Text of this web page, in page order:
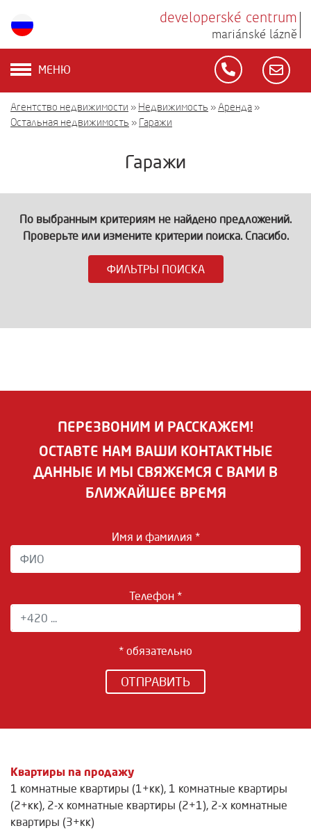
developerské centrum
mariánské lázně
МЕНЮ
Агентство недвижимости » Недвижимость »Аренда »
Остальная недвижимость » Гаражи
Гаражи
По выбранным критериям не найдено предложений.
Проверьте или измените критерии поиска. Спасибо.
ФИЛЬТРЫ ПОИСКА
ПЕРЕЗВОНИМ И РАССКАЖЕМ!
ОСТАВТЕ НАМ ВАШИ КОНТАКТНЫЕ
ДАННЫЕ И МЫ СВЯЖЕМСЯ С ВАМИ В
БЛИЖАЙШЕЕ ВРЕМЯ
Имя и фамилия *
Телефон *
* обязательно
ОТПРАВИТЬ
Квартиры na продажу
1 комнатные квартиры (1+кк), 1 комнатные квартиры
(2+кк), 2-х комнатные квартиры (2+1), 2-х комнатные
квартиры (3+кк)